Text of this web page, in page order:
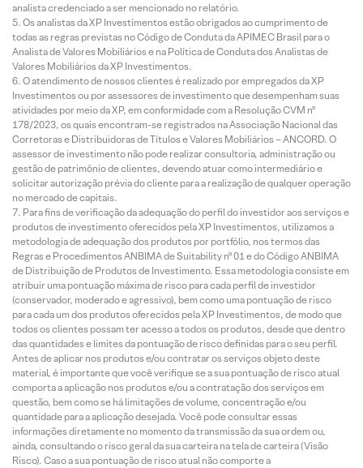
analista credenciado a ser mencionado no relatório.
Os analistas da XP Investimentos estão obrigados ao cumprimento de
todas as regras previstas no Código de Conduta da APIMEC Brasil para o
Analista de Valores Mobiliários e na Política de Conduta dos Analistas de
Valores Mobiliários da XP Investimentos.
O atendimento de nossos clientes é realizado por empregados da XP
Investimentos ou por assessores de investimento que desempenham suas
atividades por meio da XP, em conformidade com a Resolução CVM nº
178/2023, os quais encontram-se registrados na Associação Nacional das
Corretoras e Distribuidoras de Títulos e Valores Mobiliários – ANCORD. O
assessor de investimento não pode realizar consultoria, administração ou
gestão de patrimônio de clientes, devendo atuar como intermediário e
solicitar autorização prévia do cliente para a realização de qualquer operação
no mercado de capitais.
Para fins de verificação da adequação do perfil do investidor aos serviços e
produtos de investimento oferecidos pela XP Investimentos, utilizamos a
metodologia de adequação dos produtos por portfólio, nos termos das
Regras e Procedimentos ANBIMA de Suitability nº 01 e do Código ANBIMA
de Distribuição de Produtos de Investimento. Essa metodologia consiste em
atribuir uma pontuação máxima de risco para cada perfil de investidor
(conservador, moderado e agressivo), bem como uma pontuação de risco
para cada um dos produtos oferecidos pela XP Investimentos, de modo que
todos os clientes possam ter acesso a todos os produtos, desde que dentro
das quantidades e limites da pontuação de risco definidas para o seu perfil.
Antes de aplicar nos produtos e/ou contratar os serviços objeto deste
material, é importante que você verifique se a sua pontuação de risco atual
comporta a aplicação nos produtos e/ou a contratação dos serviços em
questão, bem como se há limitações de volume, concentração e/ou
quantidade para a aplicação desejada. Você pode consultar essas
informações diretamente no momento da transmissão da sua ordem ou,
ainda, consultando o risco geral da sua carteira na tela de carteira (Visão
Risco). Caso a sua pontuação de risco atual não comporte a